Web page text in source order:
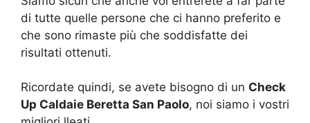
di tutte quelle persone che ci hanno preferito e
che sono rimaste più che soddisfatte dei
risultati ottenuti.
Ricordate quindi, se avete bisogno di un Check
Up Caldaie Beretta San Paolo, noi siamo i vostri